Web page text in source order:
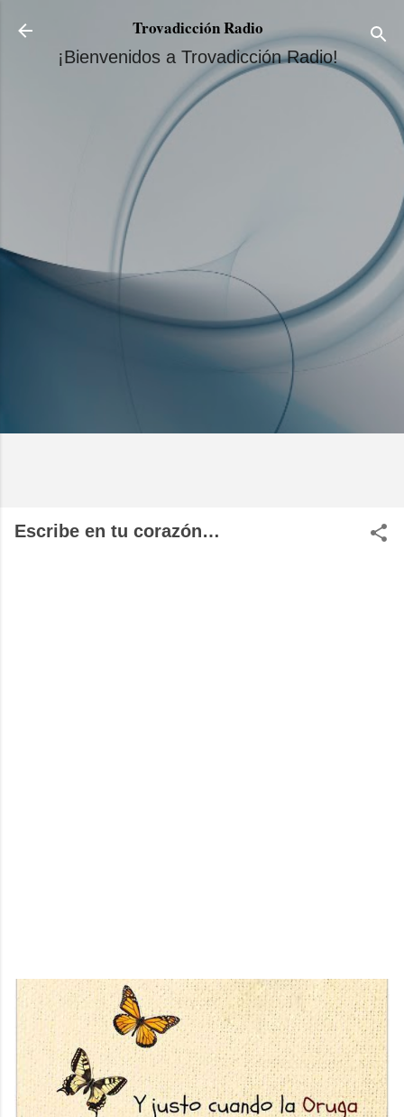
Ir al contenido principal
Trovadicción Radio
¡Bienvenidos a Trovadicción Radio!
Escribe en tu corazón…